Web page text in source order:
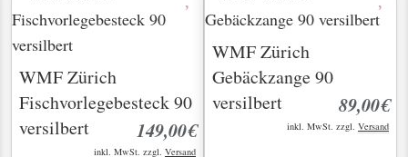
WMF Zürich
Fischvorlegebesteck 90
versilbert
149,00€
inkl. MwSt. zzgl. Versand
WMF Zürich
Gebäckzange 90
versilbert
89,00€
inkl. MwSt. zzgl. Versand